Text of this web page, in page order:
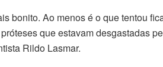
bonito. Ao menos é o que tentou
que estavam desgastadas
Rildo Lasmar.